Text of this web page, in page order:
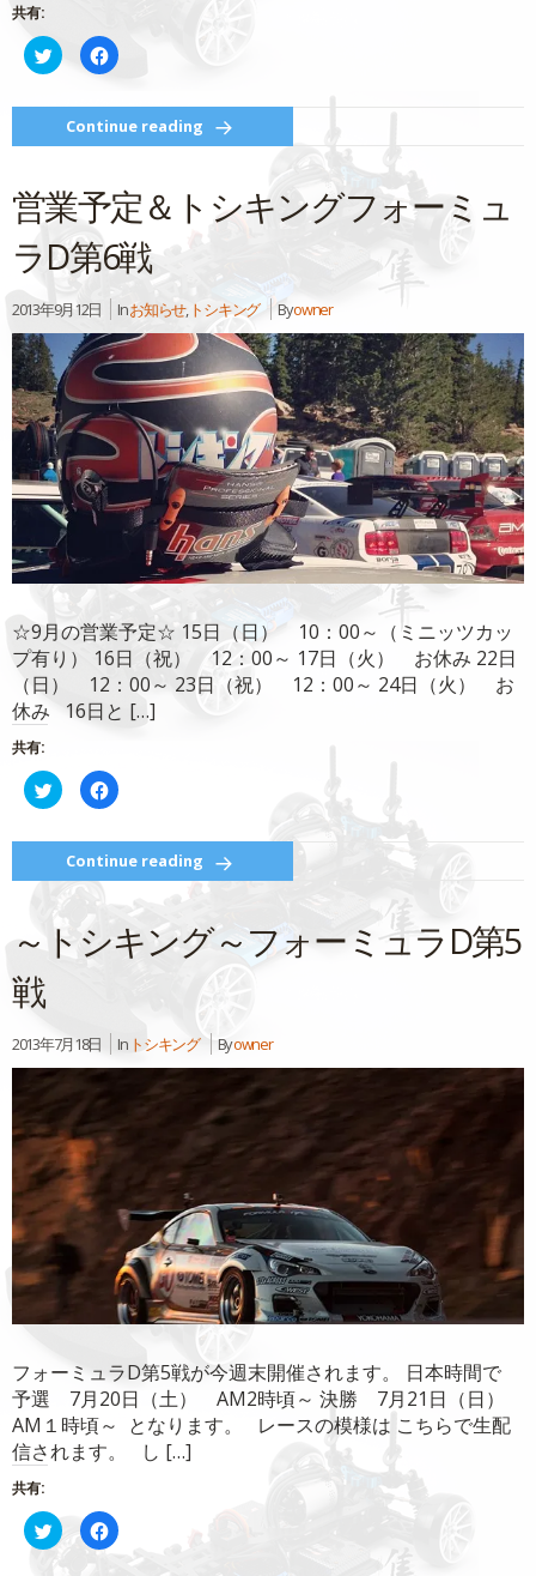
共有:
ク
リ
し
て
Twitter
で
(新
し
い
ィ
ン
で
開
き
す)
Facebook
で
す
る
に
は
ッ
ク
し
て
く
だ
い
(新
し
い
ウ
ィ
ン
ド
ウ
で
開
き
ま
す)
Continue reading
営業予定＆トシキングフォーミュ
ラD第6戦
2013年9月12日 Inお知らせ, トシキング Byowner
☆9月の営業予定☆ 15日（日） 10：00～（ミニッツカッ
プ有り） 16日（祝） 12：00～ 17日（火） お休み 22日
（日） 12：00～ 23日（祝） 12：00～ 24日（火） お
休み 16日と […]
共有:
ク
リ
し
て
Twitter
で
有
(新
し
い
で
開
き
Facebook
で
す
る
に
は
ク
ク
い
(新
し
い
ド
ウ
で
ま
す)
Continue reading
～トシキング～フォーミュラD第5
戦
2013年7月18日 In トシキング Byowner
フォーミュラD第5戦が今週末開催されます。 日本時間で
予選 7月20日（土） AM2時頃～ 決勝 7月21日（日）
AM１時頃～ となります。 レースの模様は こちらで生配
信されます。 し […]
共有:
ク
リ
ッ
ク
Facebook
で
共